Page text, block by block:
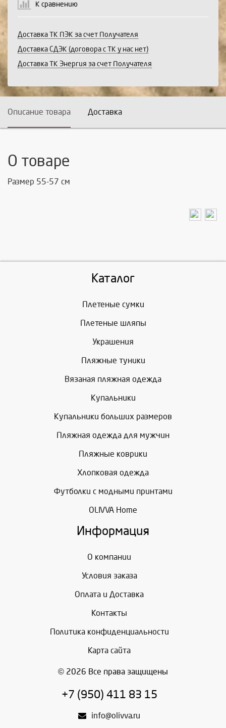
К сравнению
Доставка ТК ПЭК за счет Получателя
Доставка СДЭК (договора с ТК у нас нет)
Доставка ТК Энергия за счет Получателя
Описание товара Доставка
О товаре
Размер 55-57 см
Каталог
Плетеные сумки
Плетеные шляпы
Украшения
Пляжные туники
Вязаная пляжная одежда
Купальники
Купальники больших размеров
Пляжная одежда для мужчин
Пляжные коврики
Хлопковая одежда
Футболки с модными принтами
OLIVVA Home
Информация
О компании
Условия заказа
Оплата и Доставка
Контакты
Политика конфиденциальности
Карта сайта
© 2026 Все права защищены
+7 (950) 411 83 15
info@olivva.ru